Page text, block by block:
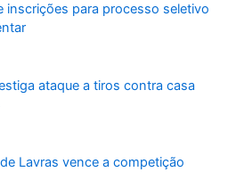
inscrições para processo seletivo
ataque a tiros contra casa
Lavras vence a competição